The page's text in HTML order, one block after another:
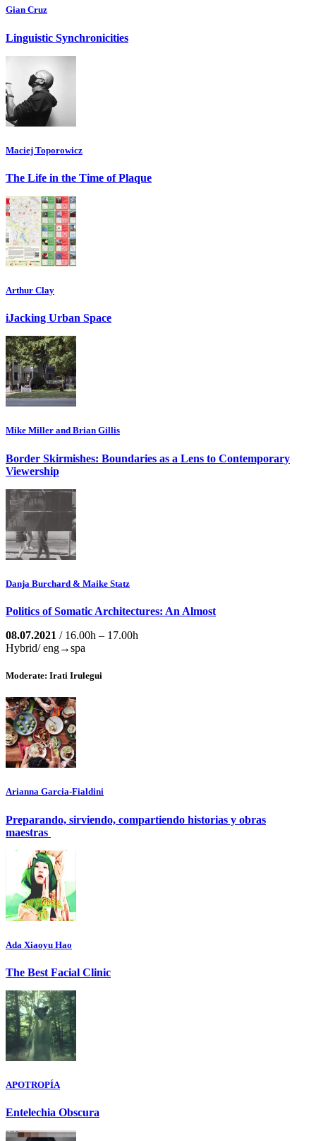
Gian Cruz
Linguistic Synchronicities
Maciej Toporowicz
The Life in the Time of Plaque
Arthur Clay
iJacking Urban Space
Mike Miller and Brian Gillis
Border Skirmishes: Boundaries as a Lens to Contemporary
Viewership
Danja Burchard & Maike Statz
Politics of Somatic Architectures: An Almost
08.07.2021 / 16.00h – 17.00h
Hybrid/ eng→spa
Moderate: Irati Irulegui
Arianna Garcia-Fialdini
Preparando, sirviendo, compartiendo historias y obras
maestras
Ada Xiaoyu Hao
The Best Facial Clinic
APOTROPÍA
Entelechia Obscura